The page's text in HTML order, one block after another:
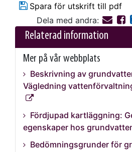
Spara för utskrift till pdf
Dela med andra:
Relaterad information
Mer på vår webbplats
Beskrivning av
Vägledning
Fördjupad kartläggning:
egenskaper hos
Bedömningsgrunder för